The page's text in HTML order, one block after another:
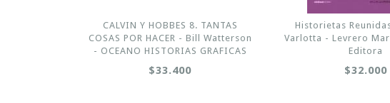
CALVIN Y HOBBES 8. TANTAS
COSAS POR HACER - Bill Watterson
- OCEANO HISTORIAS GRAFICAS
$33.400
Historietas
Varlotta - Levrero
Editora
$32.000